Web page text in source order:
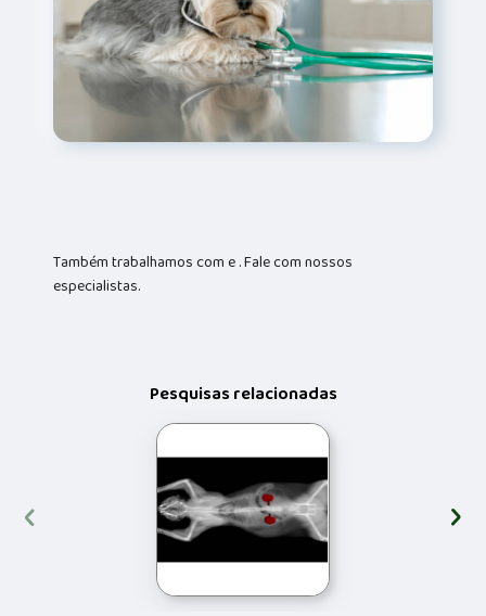
Também trabalhamos com e . Fale com nossos
especialistas.
Pesquisas relacionadas
‹ ›